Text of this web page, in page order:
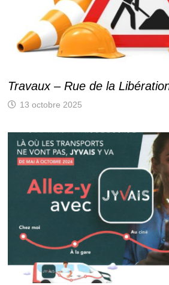
Travaux – Rue de la
13 octobre 2025